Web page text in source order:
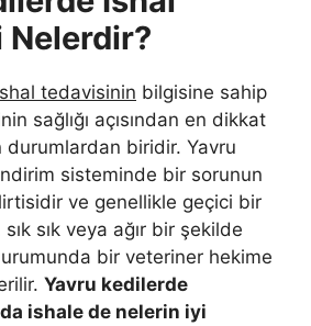
Nelerdir?
tedavisinin bilgisine sahip
sağlığı açısından en dikkat
durumlardan biridir. Yavru
sisteminde bir sorunun
ve genellikle geçici bir
sık veya ağır bir şekilde
bir veteriner hekime
Yavru kedilerde
ishale de nelerin iyi